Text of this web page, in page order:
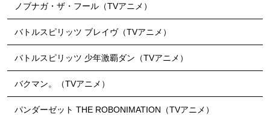
ノブナガ・ザ・フール（TVアニメ）
バトルスピリッツ ブレイヴ（TVアニメ）
バトルスピリッツ 少年激覇ダン（TVアニメ）
バクマン。（TVアニメ）
パンダーゼット THE ROBONIMATION（TVアニメ）